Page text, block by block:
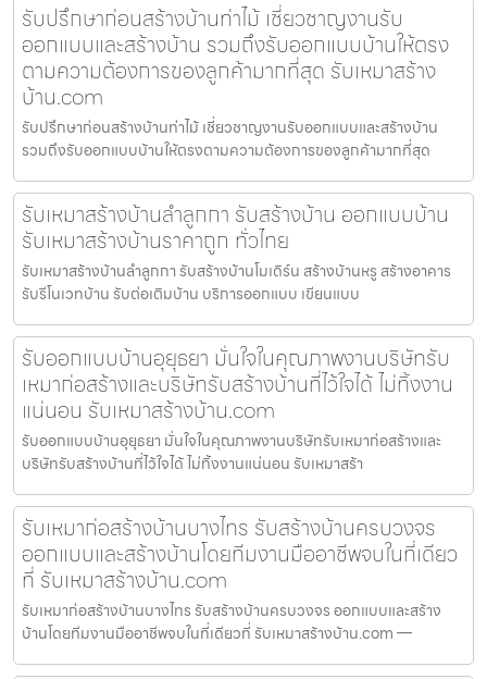
รับปรึกษาก่อนสร้างบ้านท่าไม้ เชี่ยวชาญงานรับ
ออกแบบและสร้างบ้าน รวมถึงรับออกแบบบ้านให้ตรง
ตามความต้องการของลูกค้ามากที่สุด รับเหมาสร้าง
บ้าน.com
รับปรึกษาก่อนสร้างบ้านท่าไม้ เชี่ยวชาญงานรับออกแบบและสร้างบ้าน
รวมถึงรับออกแบบบ้านให้ตรงตามความต้องการของลูกค้ามากที่สุด
รับเหมาสร้างบ้านลำลูกกา รับสร้างบ้าน ออกแบบบ้าน
รับเหมาสร้างบ้านราคาถูก ทั่วไทย
รับเหมาสร้างบ้านลำลูกกา รับสร้างบ้านโมเดิร์น สร้างบ้านหรู สร้างอาคาร
รับรีโนเวทบ้าน รับต่อเติมบ้าน บริการออกแบบ เขียนแบบ
รับออกแบบบ้านอุยุธยา มั่นใจในคุณภาพงานบริษัทรับ
เหมาก่อสร้างและบริษัทรับสร้างบ้านที่ไว้ใจได้ ไม่ทิ้งงาน
แน่นอน รับเหมาสร้างบ้าน.com
รับออกแบบบ้านอุยุธยา มั่นใจในคุณภาพงานบริษัทรับเหมาก่อสร้างและ
บริษัทรับสร้างบ้านที่ไว้ใจได้ ไม่ทิ้งงานแน่นอน รับเหมาสร้า
รับเหมาก่อสร้างบ้านบางไทร รับสร้างบ้านครบวงจร
ออกแบบและสร้างบ้านโดยทีมงานมืออาชีพจบในที่เดียว
ที่ รับเหมาสร้างบ้าน.com
รับเหมาก่อสร้างบ้านบางไทร รับสร้างบ้านครบวงจร ออกแบบและสร้าง
บ้านโดยทีมงานมืออาชีพจบในที่เดียวที่ รับเหมาสร้างบ้าน.com —